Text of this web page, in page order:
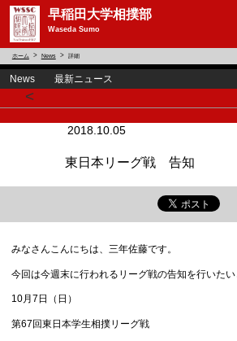
早稲田大学相撲部
Waseda Sumo
ホーム News 詳細
News 最新ニュース
<
2018.10.05
東日本リーグ戦 告知
みなさんこんにちは、三年佐藤です。
今回は今週末に行われるリーグ戦の告知を行いたい
10月 7 日（日）
第67回東日本学生相撲リーグ戦